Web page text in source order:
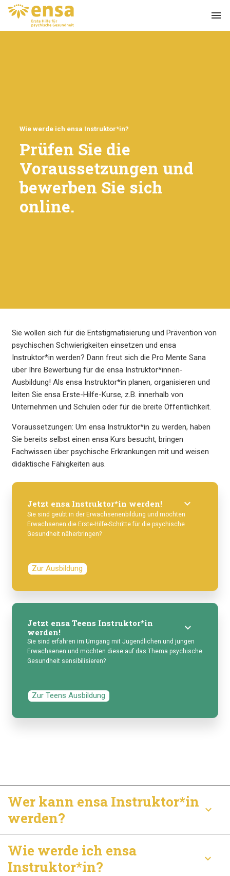
menu
Wie werde ich ensa Instruktor*in?
Prüfen Sie die
Voraussetzungen und
bewerben Sie sich
online.
Sie wollen sich für die Entstigmatisierung und Prävention von
psychischen Schwierigkeiten einsetzen und ensa
Instruktor*in werden? Dann freut sich die Pro Mente Sana
über Ihre Bewerbung für die ensa Instruktor*innen-
Ausbildung! Als ensa Instruktor*in planen, organisieren und
leiten Sie ensa Erste-Hilfe-Kurse, z.B. innerhalb von
Unternehmen und Schulen oder für die breite Öffentlichkeit.
Voraussetzungen: Um ensa Instruktor*in zu werden, haben
Sie bereits selbst einen ensa Kurs besucht, bringen
Fachwissen über psychische Erkrankungen mit und weisen
didaktische Fähigkeiten aus.
Jetzt ensa Instruktor*in werden! keyboard_arrow_down
Sie sind geübt in der Erwachsenenbildung und möchten
Erwachsenen die Erste-Hilfe-Schritte für die psychische
Gesundheit näherbringen?
Zur Ausbildung
Jetzt ensa Teens Instruktor*in
werden!
keyboard_arrow_down
Sie sind erfahren im Umgang mit Jugendlichen und jungen
Erwachsenen und möchten diese auf das Thema psychische
Gesundheit sensibilisieren?
Zur Teens Ausbildung
Wer kann ensa Instruktor*in
werden?
keyboard_arrow_down
Wie werde ich ensa
Instruktor*in?
keyboard_arrow_down